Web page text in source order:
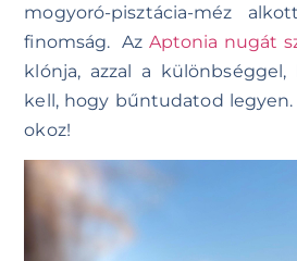
mogyoró-pisztácia-méz
finomság. Az Aptonia nugát
klónja, azzal a
kell, hogy bűntudatod legyen.
okoz!